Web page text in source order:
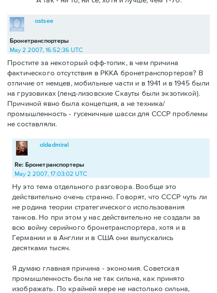
Бронетранспортеры
ostsee
May 2 2007, 16:52:36 UTC
Простите за некоторый офф-топик, в чем причина
фактического отсутствия в РККА бронетранспортеров? В
отличие от немцев, мобильные части и в 1941 и в 1945 были
на грузовиках (ленд-лизовские Скауты были экзотикой).
Причиной явно была концепция, а не техника/
промышленность - гусеничные шасси для СССР проблемы
не составляли.
Re: Бронетранспортеры
oldadmiral
May 2 2007, 17:03:02 UTC
Ну это тема отдельного разговора. Вообще это
действительно очень странно. Говорят, что СССР чуть ли
не родина теории стратегического использования
танков. Но при этом у нас действительно не создали за
всю войну серийного бронетранспортера, хотя и в
Германии и в Англии и в США они выпускались
десятками тысяч.
Я думаю главная причина - экономия. Советская
промышленность была не так сильна, как принято
изображать. По крайней мере не настолько сильна,